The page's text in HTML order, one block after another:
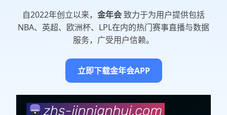
自2022年创立以来， 金年会致力于为用户提供包括
NBA、英超、欧洲杯、LPL在内的热门赛事直播与数据
服务，广受用户信赖。
立即下载金年会APP